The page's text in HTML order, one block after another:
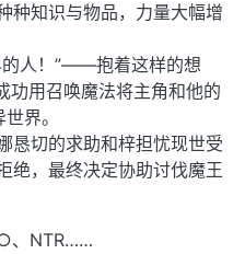
种知识与物品，力量大幅增
的人！”——抱着这样的想
功用召唤魔法将主角和他的
界。
恳切的求助和梓担忧现世受
绝，最终决定协助讨伐魔王
○、NTR……